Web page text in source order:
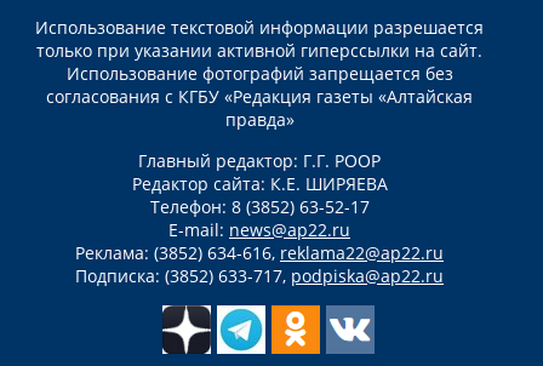
Использование текстовой информации разрешается
только при указании активной гиперссылки на сайт.
Использование фотографий запрещается без
согласования с КГБУ «Редакция газеты «Алтайская
правда»
Главный редактор: Г.Г. РООР
Редактор сайта: К.Е. ШИРЯЕВА
Телефон: 8 (3852) 63-52-17
E-mail: news@ap22.ru
Реклама: (3852) 634-616, reklama22@ap22.ru
Подписка: (3852) 633-717, podpiska@ap22.ru